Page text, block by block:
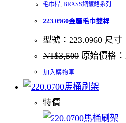
毛巾桿 BRASS銅鍍鉻系列
223.0960金屬毛巾雙桿
型號：223.0960 尺
NT$3,500 原始價格：
加入購物車
特價